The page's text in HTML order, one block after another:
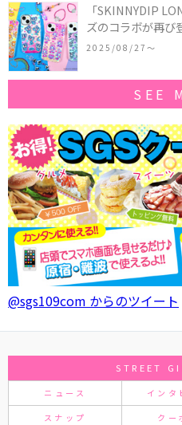
「SKINNYDIP
ズのコラボが再び
作コレクションを
2025/08/27〜
SEE
@sgs109com からのツイート
STREET
ニュース インタ
スナップ クー